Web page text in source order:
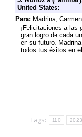
Tags:
110 2023